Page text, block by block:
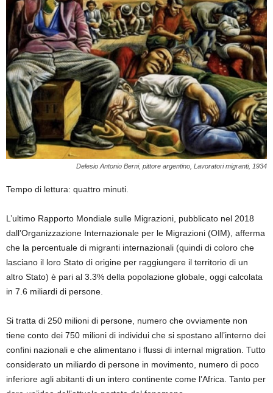
Delesio Antonio Berni, pittore argentino, Lavoratori migranti, 1934
Tempo di lettura: quattro minuti.
L’ultimo Rapporto Mondiale sulle Migrazioni, pubblicato nel 2018
dall’Organizzazione Internazionale per le Migrazioni (OIM), afferma
che la percentuale di migranti internazionali (quindi di coloro che
lasciano il loro Stato di origine per raggiungere il territorio di un
altro Stato) è pari al 3.3% della popolazione globale, oggi calcolata
in 7.6 miliardi di persone.
Si tratta di 250 milioni di persone, numero che ovviamente non
tiene conto dei 750 milioni di individui che si spostano all’interno dei
confini nazionali e che alimentano i flussi di internal migration . Tutto
considerato un miliardo di persone in movimento, numero di poco
inferiore agli abitanti di un intero continente come l’Africa. Tanto per